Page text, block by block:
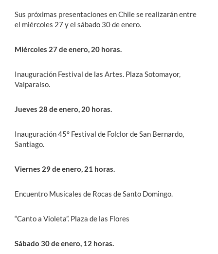
Sus próximas presentaciones en Chile se realizarán entre
el miércoles 27 y el sábado 30 de enero.
Miércoles 27 de enero, 20 horas.
Inauguración Festival de las Artes. Plaza Sotomayor,
Valparaíso.
Jueves 28 de enero, 20 horas.
Inauguración 45° Festival de Folclor de San Bernardo,
Santiago.
Viernes 29 de enero, 21 horas.
Encuentro Musicales de Rocas de Santo Domingo.
“Canto a Violeta”. Plaza de las Flores
Sábado 30 de enero, 12 horas.